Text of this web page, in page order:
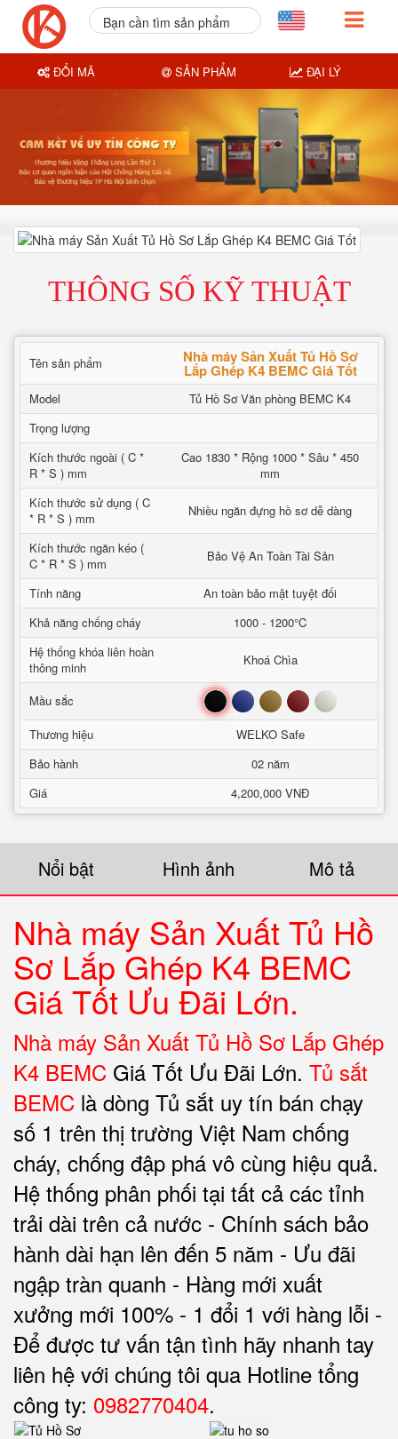
THÔNG SỐ KỸ THUẬT
Tên sản phẩm Nhà máy Sản Xuất Tủ Hồ Sơ
Lắp Ghép K4 BEMC Giá Tốt
Model
Tủ Hồ Sơ Văn phòng BEMC K4
Trọng lượng
Kích thước ngoài ( C *
R * S ) mm
Cao 1830 * Rộng 1000 * Sâu * 450
mm
Kích thước sử dụng ( C
* R * S ) mm
Nhiều ngăn đựng hồ sơ dễ dàng
Kích thước ngăn kéo (
C * R * S ) mm
Bảo Vệ An Toàn Tài Sản
Tính năng
An toàn bảo mật tuyệt đối
Khả năng chống cháy
1000 - 1200°C
Hệ thống khóa liên hoàn
thông minh
Khoá Chìa
Mầu sắc Đen Xanh Nâu Đỏ Trắng
Thương hiệu
WELKO Safe
Bảo hành
02 năm
Giá
4,200,000 VNĐ
Nổi bật Hình ảnh Mô tả
Nhà máy Sản Xuất Tủ Hồ
Sơ Lắp Ghép K4 BEMC
Giá Tốt Ưu Đãi Lớn.
Nhà máy Sản Xuất Tủ Hồ Sơ Lắp Ghép
K4 BEMC Giá Tốt Ưu Đãi Lớn. Tủ sắt
BEMC là dòng Tủ sắt uy tín bán chạy
số 1 trên thị trường Việt Nam chống
cháy, chống đập phá vô cùng hiệu quả.
Hệ thống phân phối tại tất cả các tỉnh
trải dài trên cả nước - Chính sách bảo
hành dài hạn lên đến 5 năm - Ưu đãi
ngập tràn quanh - Hàng mới xuất
xưởng mới 100% - 1 đổi 1 với hàng lỗi -
Để được tư vấn tận tình hãy nhanh tay
liên hệ với chúng tôi qua Hotline tổng
công ty: 0982770404.
Bạn cần tìm sản phẩm
ĐỔI MÃ SẢN PHẨM ĐẠI LÝ